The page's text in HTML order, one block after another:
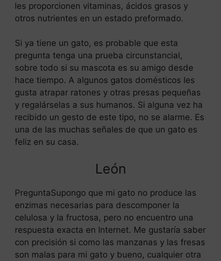
les proporcionen vitaminas, ácidos grasos y
otros nutrientes en un estado preformado.
Si ya tiene un gato, es probable que esta
pregunta tenga una prueba circunstancial,
sobre todo si su mascota es su amigo desde
hace tiempo. A algunos gatos domésticos les
gusta atrapar ratones y otras presas pequeñas
y regalárselas a sus humanos. Si alguna vez ha
recibido un gesto de este tipo, no se alarme. Es
una de las muchas señales de que un gato es
feliz en su casa.
León
PreguntaSupongo que mi gato no produce las
enzimas necesarias para descomponer la
celulosa y la fructosa, pero no encuentro una
respuesta exacta en Internet. Me gustaría saber
con precisión si como las manzanas y las fresas
son malas para mi gato y bueno, cualquier otra